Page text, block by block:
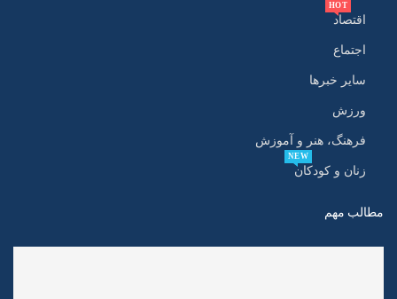
اقتصاد
HOT
اجتماع
سایر خبرها
ورزش
فرهنگ، هنر و آموزش
زنان و کودکان
NEW
مطالب مهم